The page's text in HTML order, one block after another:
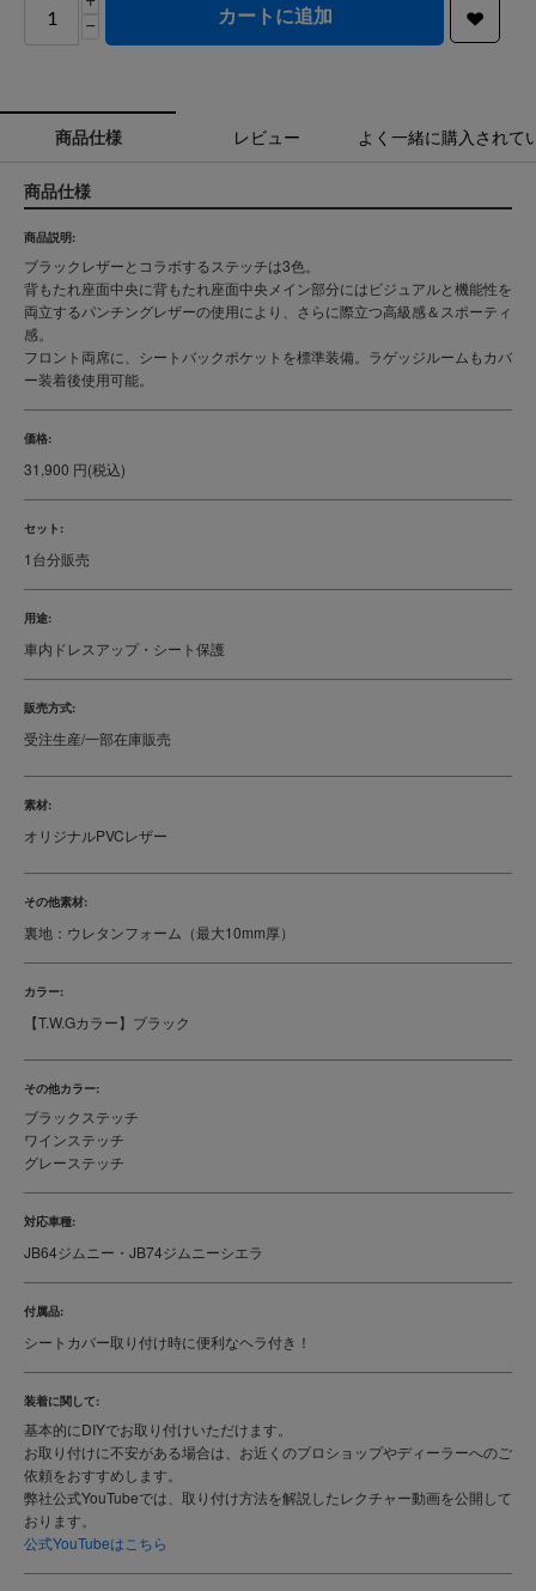
−
カートに追加
商品仕様 レビュー よく一緒に購入されて
商品仕様
商品説明:
ブラックレザーとコラボするステッチは3色。
背もたれ座面中央に背もたれ座面中央メイン部分にはビジュアルと機能性を
両立するパンチングレザーの使用により、さらに際立つ高級感＆スポーティ
感。
フロント両席に、シートバックポケットを標準装備。ラゲッジルームもカバ
ー装着後使用可能。
価格:
31,900 円(税込)
セット:
1台分販売
用途:
車内ドレスアップ・シート保護
販売方式:
受注生産/一部在庫販売
素材:
オリジナルPVCレザー
その他素材:
裏地：ウレタンフォーム（最大10mm厚）
カラー:
【T.W.Gカラー】ブラック
その他カラー:
ブラックステッチ
ワインステッチ
グレーステッチ
対応車種:
JB64ジムニー・JB74ジムニーシエラ
付属品:
シートカバー取り付け時に便利なヘラ付き！
装着に関して:
基本的にDIYでお取り付けいただけます。
お取り付けに不安がある場合は、お近くのプロショップやディーラーへのご
依頼をおすすめします。
弊社公式YouTubeでは、取り付け方法を解説したレクチャー動画を公開して
おります。
公式YouTubeはこちら